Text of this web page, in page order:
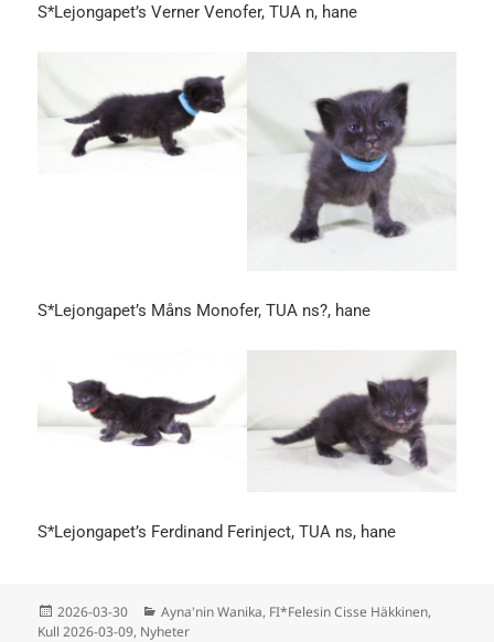
S*Lejongapet’s Verner Venofer, TUA n, hane
S*Lejongapet’s Måns Monofer, TUA ns?, hane
S*Lejongapet’s Ferdinand Ferinject, TUA ns, hane
Postat
2026-03-30 Kategorier
Ayna'nin Wanika, FI*Felesin Cisse Häkkinen,
Kull 2026-03-09, Nyheter